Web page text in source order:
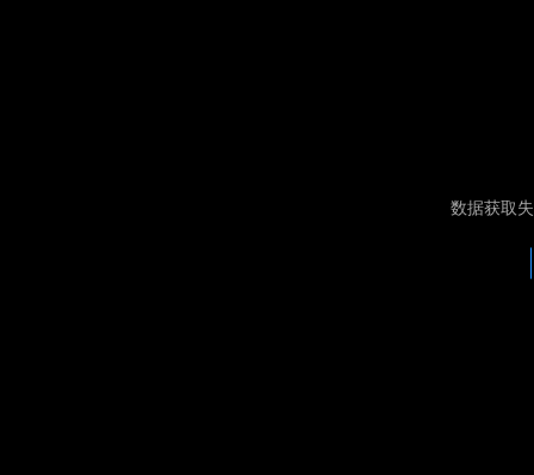
数据获取